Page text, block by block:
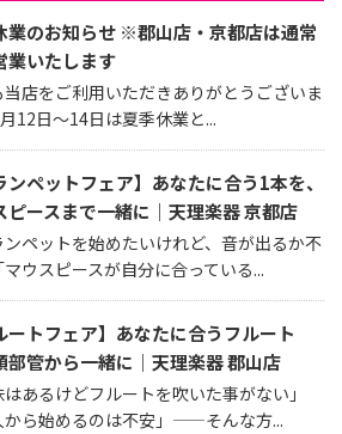
業のお知らせ ※郡山店・京都店は通常
業いたします
当店をご利用いただきありがとうございま
12日～14日は夏季休業と...
ンペットフェア】あなたに合う1本を、
ピースまで一緒に｜天理楽器 京都店
ンペットを始めたいけれど、音が出るか不
ウスピースが自分に合っている...
ートフェア】あなたに合うフルート
部管から一緒に｜天理楽器 郡山店
はあるけどフルートを吹いた事がない」
から始めるのは不安」——そんな方...